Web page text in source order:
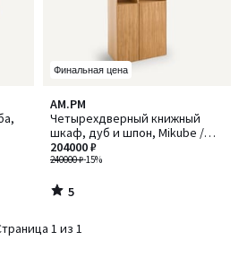
Финальная цена
AM.PM
Четырехдверный книжный
шкаф, дуб и шпон, Mikube /
Микуб
240000 ₽-15%
204000 ₽
5
/
5
5
/
1 из 1